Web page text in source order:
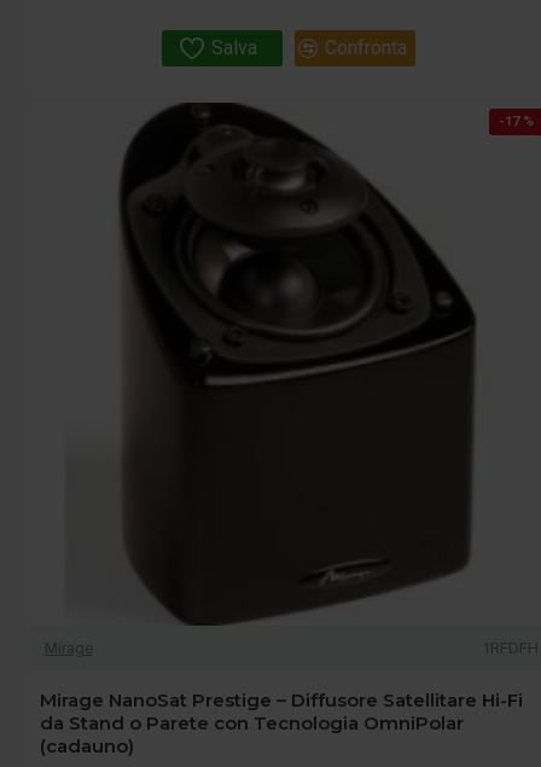
Salva Confronta
-17 %
Mirage 1RFDFH
Mirage NanoSat Prestige – Diffusore Satellitare Hi-Fi
da Stand o Parete con Tecnologia OmniPolar
(cadauno)